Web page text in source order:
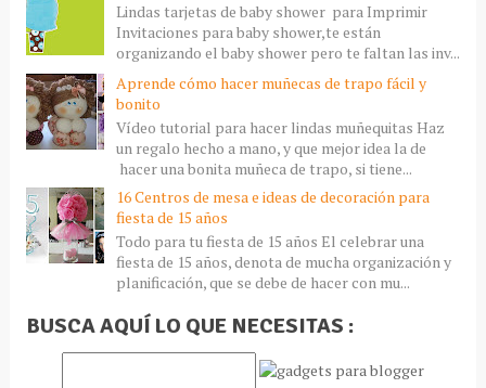
Lindas tarjetas de baby shower para Imprimir
Invitaciones para baby shower,te están
organizando el baby shower pero te faltan las inv...
Aprende cómo hacer muñecas de trapo fácil y
bonito
Vídeo tutorial para hacer lindas muñequitas Haz
un regalo hecho a mano, y que mejor idea la de
hacer una bonita muñeca de trapo, si tiene...
16 Centros de mesa e ideas de decoración para
fiesta de 15 años
Todo para tu fiesta de 15 años El celebrar una
fiesta de 15 años, denota de mucha organización y
planificación, que se debe de hacer con mu...
BUSCA AQUÍ LO QUE NECESITAS :